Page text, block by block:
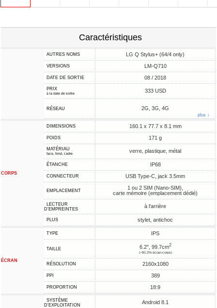
Caractéristiques
AUTRES NOMS LG Q Stylus+ (64/4 only)
VERSIONS LM-Q710
DATE DE SORTIE 08 / 2018
PRIX
à la date de sortie 333 USD
RÉSEAU 2G, 3G, 4G
plus ↓
CORPS
DIMENSIONS 160.1 x 77.7 x 8.1 mm
POIDS 171 g
MATÉRIAU
face, fond, cadre verre, plastique, métal
ÉTANCHE IP68
CONNECTEUR USB Type-C, jack 3.5mm
EMPLACEMENT
1 ou 2 SIM (Nano-SIM),
carte mémoire (emplacement dédié)
LECTEUR
D'EMPREINTES
à l'arrière
PLUS stylet, antichoc
ÉCRAN
TYPE IPS
TAILLE 6.2", 99.7cm2
(~80.2% écran-corps)
RÉSOLUTION 2160x1080
PPI 389
PROPORTION 18:9
SYSTÈME
D'EXPLOITATION
Android 8.1